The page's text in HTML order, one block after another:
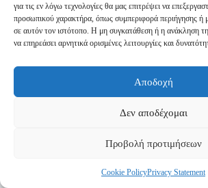
για τις εν λόγω τεχνολογίες θα μας επιτρέψει να
προσωπικού χαρακτήρα, όπως συμπεριφορά περιήγησης ή
σε αυτόν τον ιστότοπο. Η μη συγκατάθεση ή η ανάκληση
να επηρεάσει αρνητικά ορισμένες λειτουργίες και
Αποδοχή
Δεν αποδέχομαι
Προβολή προτιμήσεων
Cookie PolicyPrivacy Statement
Πολιτική Απορρήτου
Τρόποι Αποστολής
Τρόποι Πληρωμής